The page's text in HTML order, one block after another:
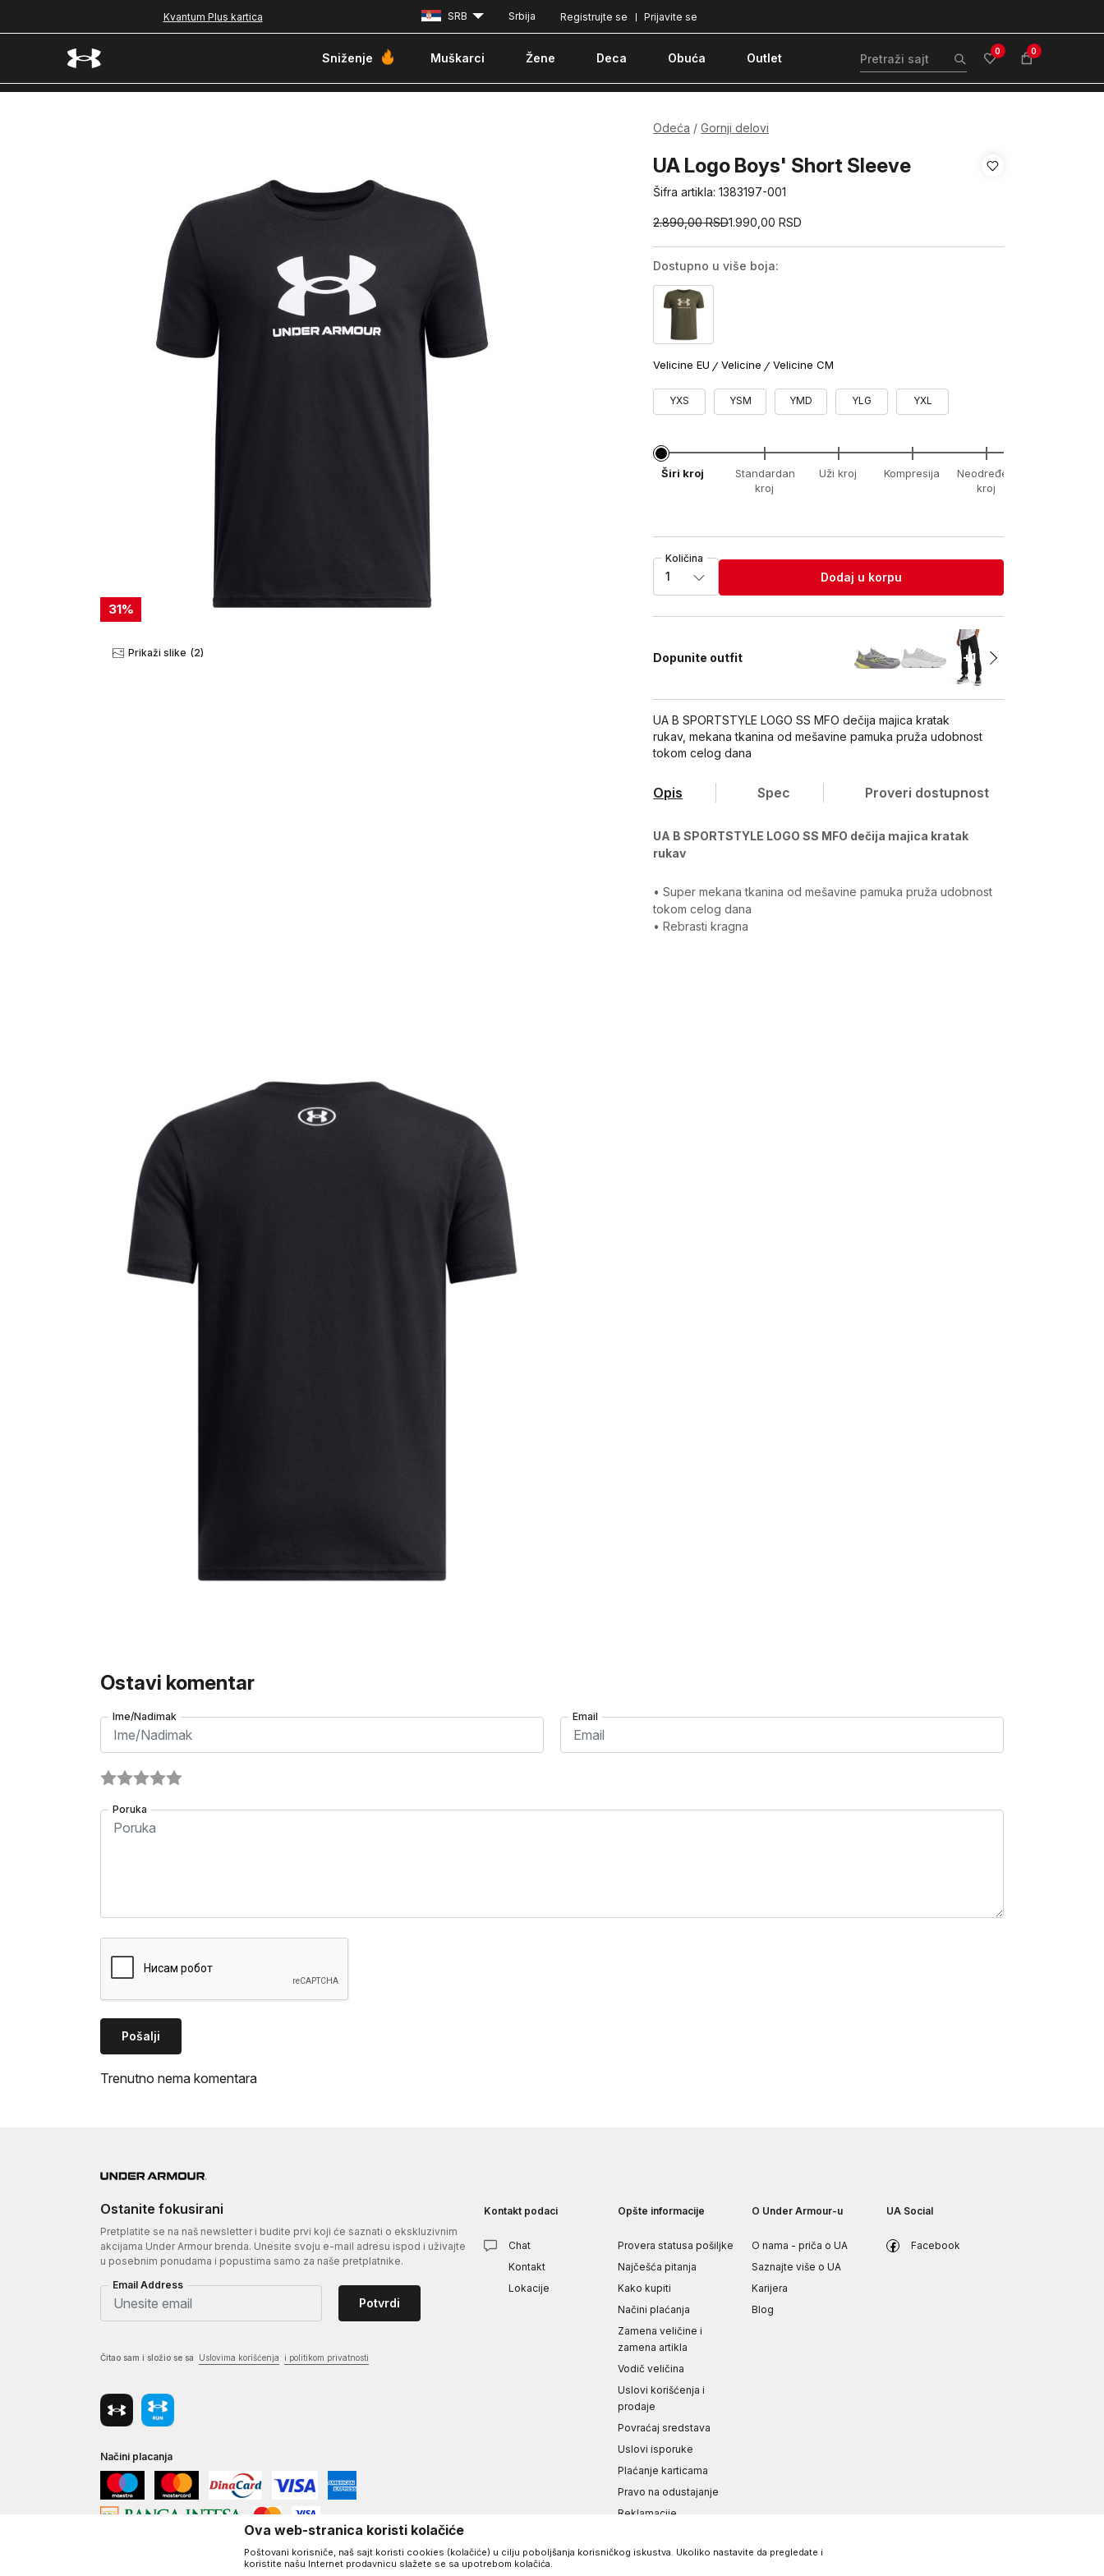
Kvantum Plus kartica Besplatna dostava za porudžbine iznad 6000 dinara Prijavite se
Registrujte se
SRB Srbija
Sniženje Muškarci Žene Deca Obuća Outlet 0 0
31%
Prikaži slike (2)
Odeća Gornji delovi
UA Logo Boys' Short Sleeve
Šifra artikla:1383197-001
2.890,00 RSD1.990,00RSD
Dostupno u više boja:
Velicine EU Velicine Velicine CM
YXS YSM YMD YLG YXL
Širi kroj
Standardan
kroj
Uži kroj Kompresija
Neodređeni
kroj
Količina
1 Dodaj u korpu
Dopunite outfit +1
UA B SPORTSTYLE LOGO SS MFO dečija majica kratak
rukav, mekana tkanina od mešavine pamuka pruža udobnost
tokom celog dana
Opis Spec Proveri dostupnost
UA B SPORTSTYLE LOGO SS MFO dečija majica kratak
rukav
• Super mekana tkanina od mešavine pamuka pruža udobnost
tokom celog dana
• Rebrasti kragna
Ostavi komentar
Ime/Nadimak Email
Poruka
Pošalji
Trenutno nema komentara
Ostanite fokusirani
Pretplatite se na naš newsletter i budite prvi koji će saznati o ekskluzivnim
akcijama Under Armour brenda. Unesite svoju e-mail adresu ispod i uživajte
u posebnim ponudama i popustima samo za naše pretplatnike.
Email Address
Potvrdi
Čitao sam i složio se sa Uslovima korišćenja i politikom privatnosti
Načini placanja
Kontakt podaci
Chat
Kontakt
Lokacije
Opšte informacije
Provera statusa pošiljke
Najčešća pitanja
Kako kupiti
Načini plaćanja
Zamena veličine i
zamena artikla
Vodič veličina
Uslovi korišćenja i
prodaje
Povraćaj sredstava
Uslovi isporuke
Plaćanje karticama
Pravo na odustajanje
Reklamacije
sigurnosti podataka
O Under Armour-u
O nama - priča o UA
Saznajte više o UA
Karijera
Blog
UA Social
Facebook
Ova web-stranica koristi kolačiće
Poštovani korisniče, naš sajt koristi cookies (kolačiće) u cilju poboljšanja korisničkog iskustva. Ukoliko nastavite da pregledate i
koristite našu Internet prodavnicu slažete se sa upotrebom kolačića.